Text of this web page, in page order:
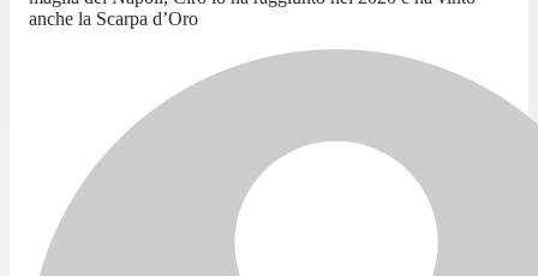
anche la Scarpa d’Oro